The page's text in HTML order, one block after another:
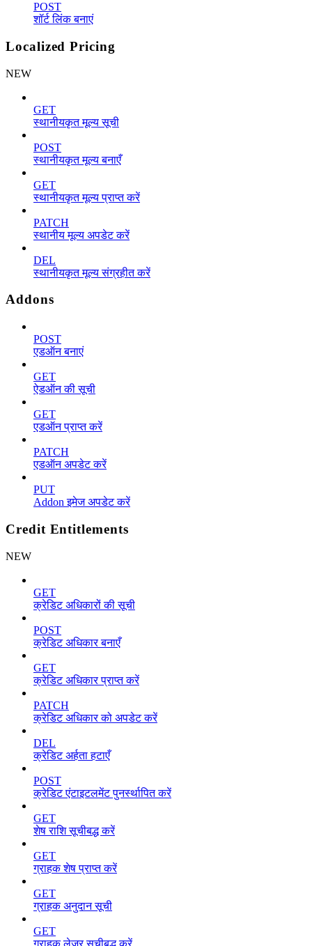
POST
शॉर्ट लिंक बनाएं
Localized Pricing
NEW
GET
स्थानीयकृत मूल्य सूची
POST
स्थानीयकृत मूल्य बनाएँ
GET
स्थानीयकृत मूल्य प्राप्त करें
PATCH
स्थानीय मूल्य अपडेट करें
DEL
स्थानीयकृत मूल्य संग्रहीत करें
Addons
POST
एडऑन बनाएं
GET
ऐडऑन की सूची
GET
एडऑन प्राप्त करें
PATCH
एडऑन अपडेट करें
PUT
Addon इमेज अपडेट करें
Credit Entitlements
NEW
GET
क्रेडिट अधिकारों की सूची
POST
क्रेडिट अधिकार बनाएँ
GET
क्रेडिट अधिकार प्राप्त करें
PATCH
क्रेडिट अधिकार को अपडेट करें
DEL
क्रेडिट अर्हता हटाएँ
POST
क्रेडिट एंटाइटलमेंट पुनर्स्थापित करें
GET
शेष राशि सूचीबद्ध करें
GET
ग्राहक शेष प्राप्त करें
GET
ग्राहक अनुदान सूची
GET
ग्राहक लेजर सूचीबद्ध करें